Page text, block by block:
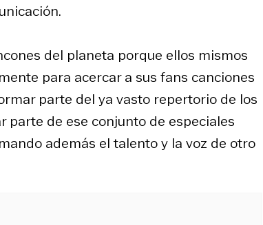
del planeta porque ellos mismos
para acercar a sus fans canciones
parte del ya vasto repertorio de los
parte de ese conjunto de especiales
además el talento y la voz de otro